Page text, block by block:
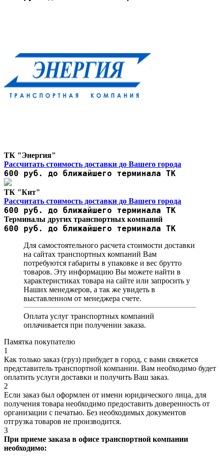
ТК "Энергия"
Рассчитать стоимость доставки до Вашего города
600 руб. до ближайшего терминала ТК
ТК "Кит"
Рассчитать стоимость доставки до Вашего города
600 руб. до ближайшего терминала ТК
Терминалы других транспортных компаний
600 руб. до ближайшего терминала ТК
Для самостоятельного расчета стоимости доставки
на сайтах транспортных компаний Вам
потребуются габариты в упаковке и вес брутто
товаров. Эту информацию Вы можете найти в
характеристиках товара на сайте или запросить у
Наших менеджеров, а так же увидеть в
выставленном от менеджера счете.
Оплата услуг транспортных компаний
оплачивается при получении заказа.
Памятка покупателю
1
Как только заказ (груз) прибудет в город, с вами свяжется
представитель транспортной компании. Вам необходимо будет
оплатить услуги доставки и получить Ваш заказ.
2
Если заказ был оформлен от имени юридического лица, для
получения товара необходимо предоставить доверенность от
организации с печатью. Без необходимых документов
отгрузка товаров не производится.
3
При приеме заказа в офисе транспортной компании
необходимо: